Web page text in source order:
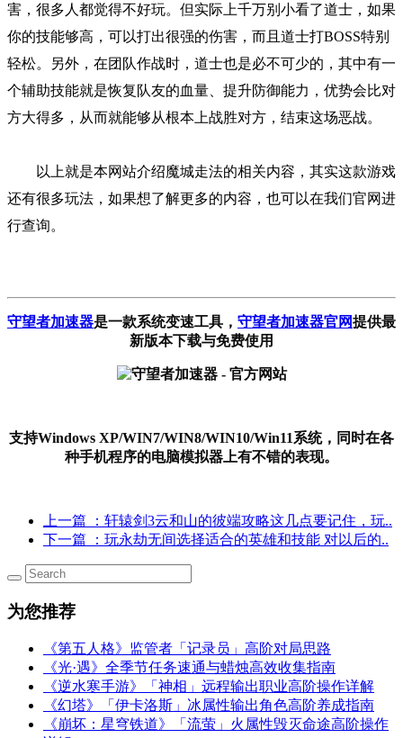
害，很多人都觉得不好玩。但实际上千万别小看了道士，如果
你的技能够高，可以打出很强的伤害，而且道士打BOSS特别
轻松。另外，在团队作战时，道士也是必不可少的，其中有一
个辅助技能就是恢复队友的血量、提升防御能力，优势会比对
方大得多，从而就能够从根本上战胜对方，结束这场恶战。
以上就是本网站介绍魔城走法的相关内容，其实这款游戏
还有很多玩法，如果想了解更多的内容，也可以在我们官网进
行查询。
守望者加速器是一款系统变速工具 ， 守望者加速器官网提供最
新版本下载与免费使用
支持Windows XP/WIN7/WIN8/WIN10/Win11系统，同时在各
种手机程序的电脑模拟器上有不错的表现。
上一篇
：轩辕剑3云和山的彼端攻略这几点要记住，玩..
下一篇
：玩永劫无间选择适合的英雄和技能 对以后的..
为您推荐
《第五人格》监管者「记录员」高阶对局思路
《光·遇》全季节任务速通与蜡烛高效收集指南
《逆水寒手游》「神相」远程输出职业高阶操作详解
《幻塔》「伊卡洛斯」冰属性输出角色高阶养成指南
《崩坏：星穹铁道》「流萤」火属性毁灭命途高阶操作